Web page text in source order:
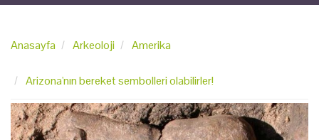
Anasayfa Arkeoloji Amerika
Arizona'nın bereket sembolleri olabilirler!